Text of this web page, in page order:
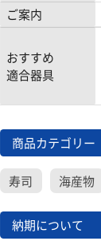
ご案内
おすすめ
適合器具
商品カテゴリー
寿司 海産物
納期について